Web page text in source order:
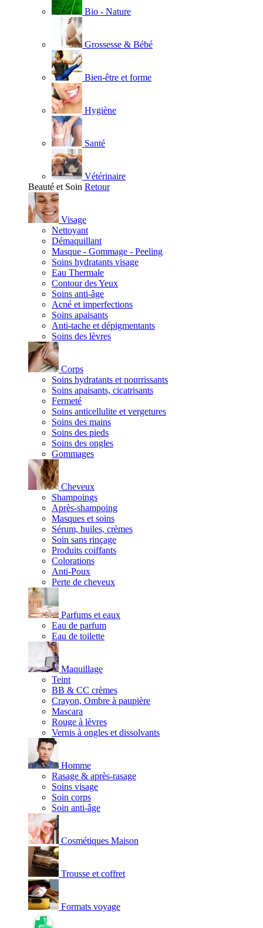
Bio - Nature
Grossesse & Bébé
Bien-être et forme
Hygiène
Santé
Vétérinaire
Beauté et Soin Retour
Visage
Nettoyant
Démaquillant
Masque - Gommage - Peeling
Soins hydratants visage
Eau Thermale
Contour des Yeux
Soins anti-âge
Acné et imperfections
Soins apaisants
Anti-tache et dépigmentants
Soins des lèvres
Corps
Soins hydratants et nourrissants
Soins apaisants, cicatrisants
Fermeté
Soins anticellulite et vergetures
Soins des mains
Soins des pieds
Soins des ongles
Gommages
Cheveux
Shampoings
Après-shampoing
Masques et soins
Sérum, huiles, crèmes
Soin sans rinçage
Produits coiffants
Colorations
Anti-Poux
Perte de cheveux
Parfums et eaux
Eau de parfum
Eau de toilette
Maquillage
Teint
BB & CC crèmes
Crayon, Ombre à paupière
Mascara
Rouge à lèvres
Vernis à ongles et dissolvants
Homme
Rasage & après-rasage
Soins visage
Soin corps
Soin anti-âge
Cosmétiques Maison
Trousse et coffret
Formats voyage